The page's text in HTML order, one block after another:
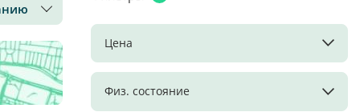
Цена
Физ. состояние